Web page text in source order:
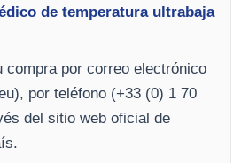
de temperatura ultrabaja
compra por correo electrónico
), por teléfono (+33 (0) 1 70
del sitio web oficial de